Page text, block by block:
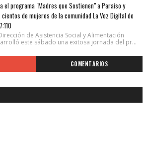
el programa "Madres que Sostienen" a Paraíso y
de mujeres de la comunidad La Voz Digital de
de Asistencia Social y Alimentación
este sábado una exitosa jornada del pr...
COMENTARIOS